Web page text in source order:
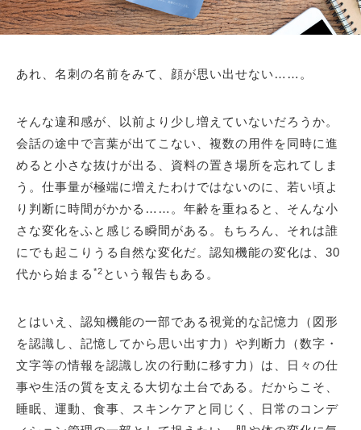
あれ、名刺の名前をみて、顔が思い出せない……。
そんな違和感が、以前より少し増えていないだろうか。
会話の途中で言葉が出てこない、複数の用件を同時に進
めると小さな抜けが出る、資料の置き場所を忘れてしま
う。仕事量が極端に増えたわけではないのに、若い頃よ
り判断に時間がかかる……。年齢を重ねると、そんな小
さな変化をふと感じる瞬間がある。もちろん、それは誰
にでも起こりうる自然な変化だ。認知機能の変化は、30
代から始まる *2 という報告もある。
とはいえ、認知機能の一部である視覚的な記憶力（図形
を認識し、記憶してから思い出す力）や判断力（数字・
文字等の情報を認識し次の行動に移す力）は、日々の仕
事や生活の質を支える大切な土台である。だからこそ、
睡眠、運動、食事、スキンケアと同じく、日常のコンデ